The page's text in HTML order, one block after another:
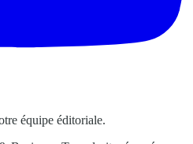
équipe éditoriale.